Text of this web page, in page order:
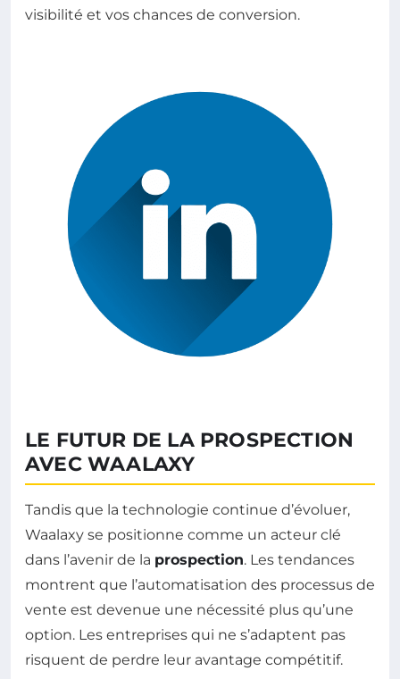
visibilité et vos chances de conversion.
LE FUTUR DE LA PROSPECTION
AVEC WAALAXY
Tandis que la technologie continue d’évoluer,
Waalaxy se positionne comme un acteur clé
dans l’avenir de la prospection. Les tendances
montrent que l’automatisation des processus de
vente est devenue une nécessité plus qu’une
option. Les entreprises qui ne s’adaptent pas
risquent de perdre leur avantage compétitif.